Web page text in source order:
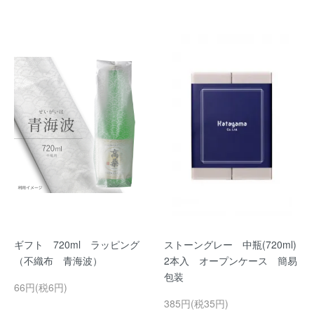
ギフト 720ml ラッピング
（不織布 青海波）
66円(税6円)
ストーングレー 中瓶(720ml)
2本入 オープンケース 簡易
包装
385円(税35円)